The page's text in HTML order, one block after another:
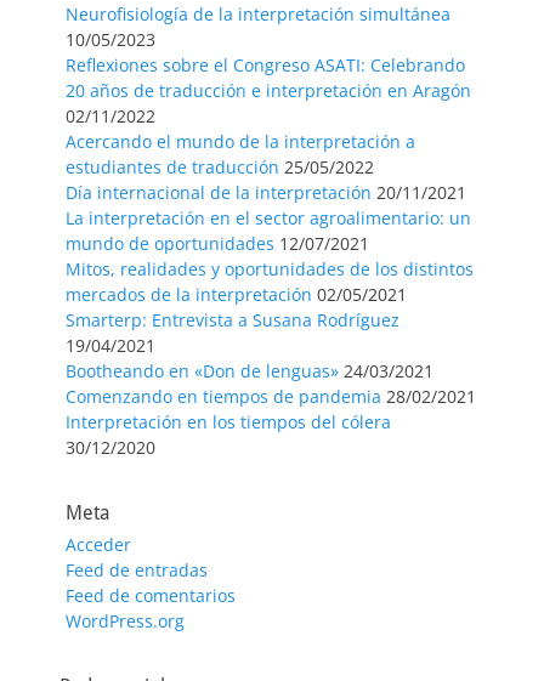
Neurofisiología de la interpretación simultánea
10/05/2023
Reflexiones sobre el Congreso ASATI: Celebrando
20 años de traducción e interpretación en Aragón
02/11/2022
Acercando el mundo de la interpretación a
estudiantes de traducción 25/05/2022
Día internacional de la interpretación 20/11/2021
La interpretación en el sector agroalimentario: un
mundo de oportunidades 12/07/2021
Mitos, realidades y oportunidades de los distintos
mercados de la interpretación 02/05/2021
Smarterp: Entrevista a Susana Rodríguez
19/04/2021
Bootheando en «Don de lenguas» 24/03/2021
Comenzando en tiempos de pandemia 28/02/2021
Interpretación en los tiempos del cólera
30/12/2020
Meta
Acceder
Feed de entradas
Feed de comentarios
WordPress.org